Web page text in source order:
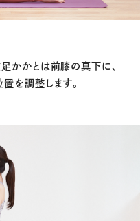
かかとは前膝の真下に、
置を調整します。